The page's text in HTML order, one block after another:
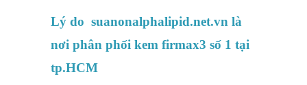
Lý do suanonalphalipid.net.vn là
nơi phân phối kem firmax3 số 1 tại
tp.HCM